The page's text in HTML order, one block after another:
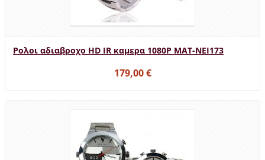
Ρολοι αδιαβροχο HD IR καμερα 1080P MAT-NEI173
179,00 €